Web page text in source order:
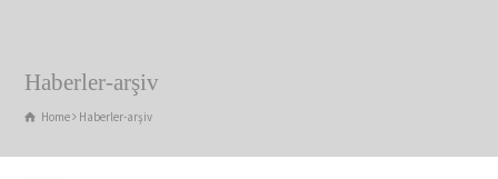
Haberler-arşiv
Home Haberler-arşiv